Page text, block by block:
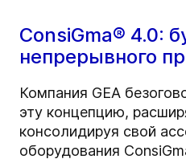
ConsiGma® 4.0:
непрерывного
Компания GEA
эту концепцию,
консолидируя свой
оборудования